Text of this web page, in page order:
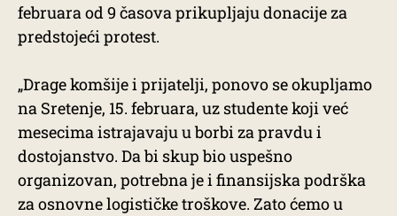
februara od 9 časova prikupljaju donacije za
predstojeći protest.
„Drage komšije i prijatelji, ponovo se okupljamo
na Sretenje, 15. februara, uz studente koji već
mesecima istrajavaju u borbi za pravdu i
dostojanstvo. Da bi skup bio uspešno
organizovan, potrebna je i finansijska podrška
za osnovne logističke troškove. Zato ćemo u